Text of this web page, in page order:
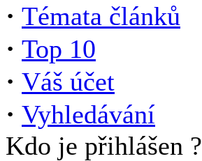
· Témata článků
· Top 10
· Váš účet
· Vyhledávání
Kdo je přihlášen ?